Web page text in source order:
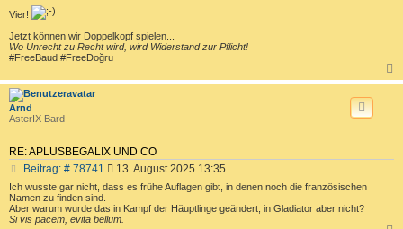
t
r
a
Vier!
Jetzt können wir Doppelkopf spielen...
Wo Unrecht zu Recht wird, wird Widerstand zur Pflicht!
#FreeBaud #FreeDoğru
a
Arnd
AsterIX Bard
RE: APLUSBEGALIX UND CO
Beitrag: # 78741 B
e
i
t
r
13. August 2025 13:35
Ich wusste gar nicht, dass es frühe Auflagen gibt, in denen noch die französischen
Namen zu finden sind.
Aber warum wurde das in Kampf der Häuptlinge geändert, in Gladiator aber nicht?
Si vis pacem, evita bellum.